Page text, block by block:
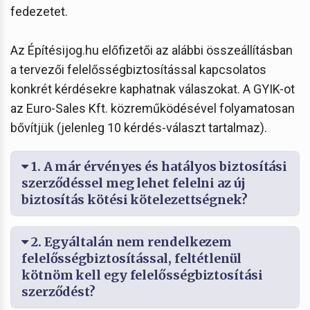
fedezetet.
Az Építésijog.hu előfizetői az alábbi összeállításban
a tervezői felelősségbiztosítással kapcsolatos
konkrét kérdésekre kaphatnak válaszokat. A GYIK-ot
az Euro-Sales Kft. közreműködésével folyamatosan
bővítjük (jelenleg 10 kérdés-választ tartalmaz).
1. A már érvényes és hatályos biztosítási
szerződéssel meg lehet felelni az új
biztosítás kötési kötelezettségnek?
2. Egyáltalán nem rendelkezem
felelősségbiztosítással, feltétlenül
kötnöm kell egy felelősségbiztosítási
szerződést?